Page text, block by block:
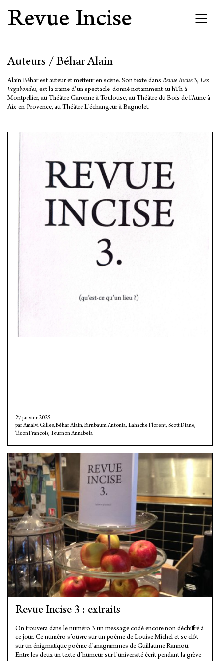
Revue Incise
Auteurs / Béhar Alain
Alain Béhar est auteur et metteur en scène. Son texte dans Revue Incise 3, Les
Vagabondes, est la trame d’un spectacle, donné notamment au hTh à
Montpellier, au Théâtre Garonne à Toulouse, au Théâtre du Bois de l’Aune à
Aix-en-Provence, au Théâtre L’échangeur à Bagnolet.
27 janvier 2025
Amalvi Gilles,Béhar Alain,Birnbaum Antonia, Lahache Florent, Scott Diane,
Tizon François, Tournon Annabela
Revue Incise 3 : extraits
On trouvera dans le numéro 3 un message codé encore non déchiffré à
ce jour. Ce numéro s’ouvre sur un poème de Louise Michel et se clôt
sur un énigmatique poème d’anagrammes de Guillaume Rannou.
Entre les deux un texte d’humeur sur l’université écrit pendant la grève